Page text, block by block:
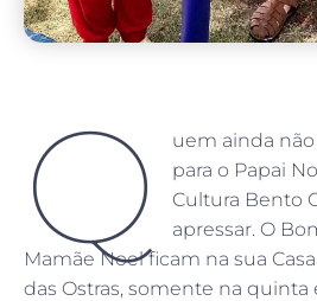
Q
uem ainda
para o Papai
Cultura Bento
apressar. O
Mamãe Noel ficam na sua
das Ostras, somente na quinta